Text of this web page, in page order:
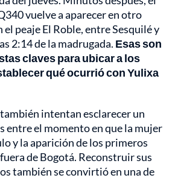
vuelve a aparecer en otro
el peaje El Roble, entre Sesquilé y
2:14 de la madrugada. Esas son
claves para ubicar a los
qué ocurrió con Yulixa
intentan esclarecer un
entre el momento en que la mujer
y la aparición de los primeros
de Bogotá. Reconstruir sus
también se convirtió en una de